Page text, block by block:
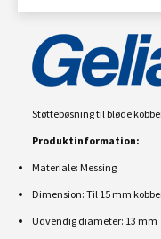
Støttebøsning til bløde
Produktinformation:
Materiale: Messing
Dimension: Til 15 mm
Udvendig diameter: 13 mm